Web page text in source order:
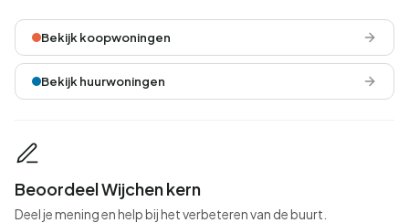
Bekijk koopwoningen
Bekijk huurwoningen
Beoordeel Wijchen kern
Deel je mening en help bij het verbeteren van de buurt.